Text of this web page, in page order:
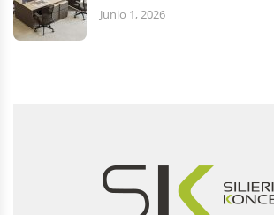
Junio 1, 2026